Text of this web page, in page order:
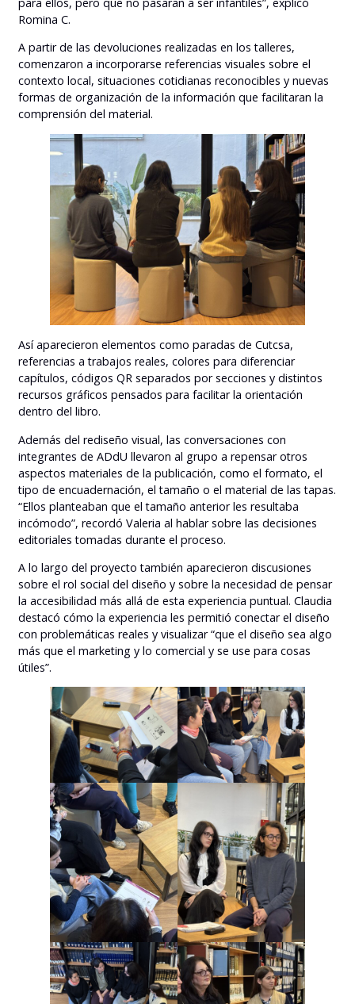
Romina C.
A partir de las devoluciones realizadas en los talleres,
comenzaron a incorporarse referencias visuales sobre el
contexto local, situaciones cotidianas reconocibles y nuevas
formas de organización de la información que facilitaran la
comprensión del material.
Así aparecieron elementos como paradas de Cutcsa,
referencias a trabajos reales, colores para diferenciar
capítulos, códigos QR separados por secciones y distintos
recursos gráficos pensados para facilitar la orientación
dentro del libro.
Además del rediseño visual, las conversaciones con
integrantes de ADdU llevaron al grupo a repensar otros
aspectos materiales de la publicación, como el formato, el
tipo de encuadernación, el tamaño o el material de las tapas.
“Ellos planteaban que el tamaño anterior les resultaba
incómodo”, recordó Valeria al hablar sobre las decisiones
editoriales tomadas durante el proceso.
A lo largo del proyecto también aparecieron discusiones
sobre el rol social del diseño y sobre la necesidad de pensar
la accesibilidad más allá de esta experiencia puntual. Claudia
destacó cómo la experiencia les permitió conectar el diseño
con problemáticas reales y visualizar “que el diseño sea algo
más que el marketing y lo comercial y se use para cosas
útiles”.